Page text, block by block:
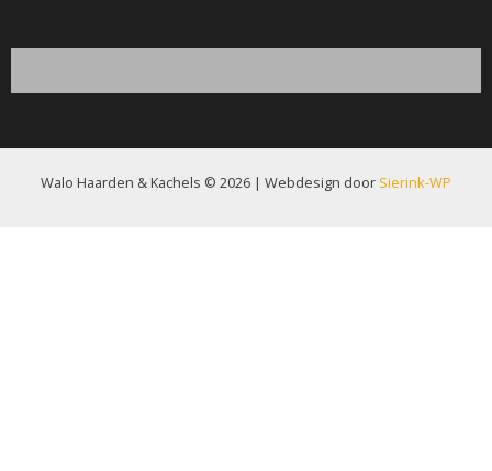
Walo Haarden & Kachels © 2026 | Webdesign door Sierink-WP